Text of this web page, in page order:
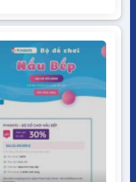
tỷ lệ chuyển đổi, chốt